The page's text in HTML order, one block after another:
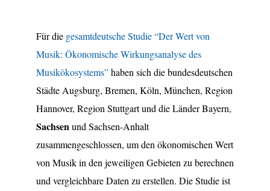
Für die gesamtdeutsche Studie “Der Wert von
Musik: Ökonomische Wirkungsanalyse des
Musikökosystems”haben sich die bundesdeutschen
Städte Augsburg, Bremen, Köln, München, Region
Hannover, Region Stuttgart und die Länder Bayern,
Sachsenund Sachsen-Anhalt
zusammengeschlossen, um den ökonomischen Wert
von Musik in den jeweiligen Gebieten zu berechnen
und vergleichbare Daten zu erstellen. Die Studie ist